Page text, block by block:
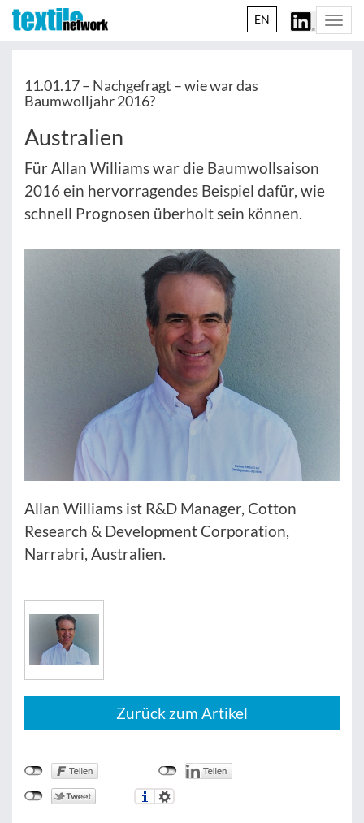
EN
11.01.17 – Nachgefragt – wie war das
Baumwolljahr 2016?
Australien
Für Allan Williams war die Baumwollsaison
2016 ein hervorragendes Beispiel dafür, wie
schnell Prognosen überholt sein können.
Allan Williams ist R&D Manager, Cotton
Research & Development Corporation,
Narrabri, Australien.
Zurück zum Artikel